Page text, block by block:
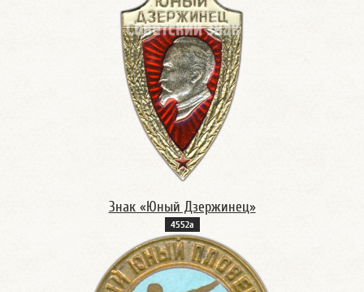
Знак «Юный Дзержинец»
4552а